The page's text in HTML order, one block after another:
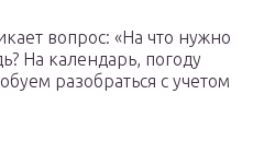
вопрос: «На что нужно
На календарь, погоду
разобраться с учетом